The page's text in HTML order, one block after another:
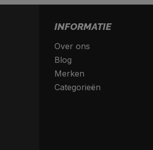
INFORMATIE
Over ons
Blog
Merken
Categorieën